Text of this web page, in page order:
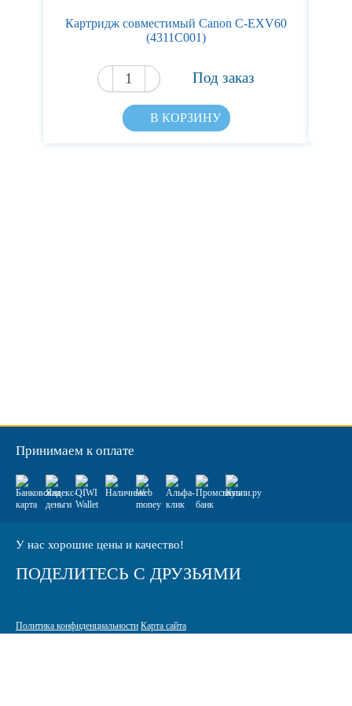
Картридж совместимый Canon C-EXV60
(4311C001)
Под заказ
В КОРЗИНУ
Принимаем к оплате
У нас хорошие цены и качество!
ПОДЕЛИТЕСЬ С ДРУЗЬЯМИ
Политика конфиденциальности Карта сайта